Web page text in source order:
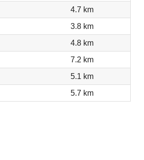
4.7 km
3.8 km
4.8 km
7.2 km
5.1 km
5.7 km